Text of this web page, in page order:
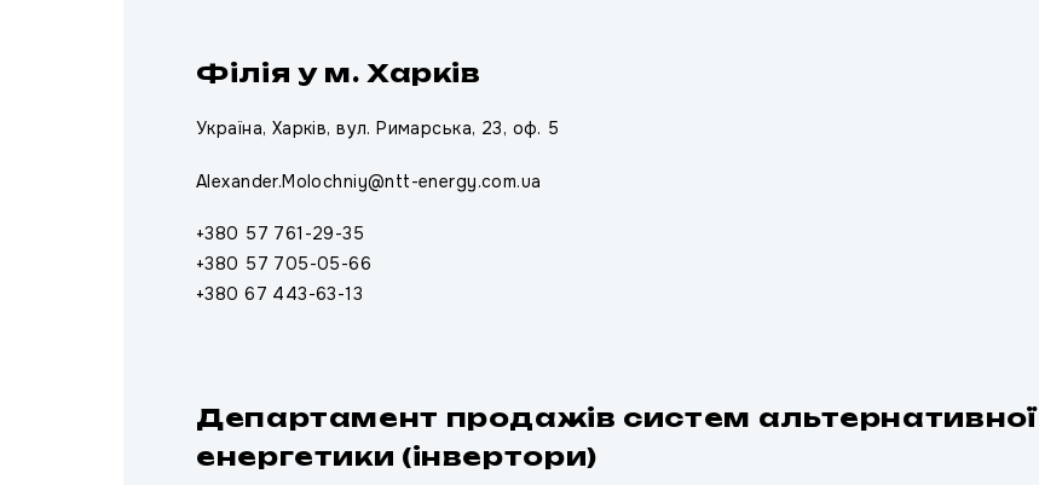
Філія у м. Харків
Україна, Харків, вул. Римарська, 23, оф. 5
Alexander.Molochniy@ntt-energy.com.ua
+380 57 761-29-35
+380 57 705-05-66
+380 67 443-63-13
Департамент продажів систем альтернативної
енергетики (інвертори)